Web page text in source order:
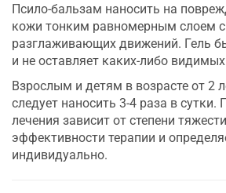
Псило-бальзам наносить на
кожи тонким равномерным слоем
разглаживающих движений. Гель
и не оставляет каких-либо
Взрослым и детям в возрасте от 2
следует наносить 3-4 раза в сутки.
лечения зависит от степени
эффективности терапии и
индивидуально.